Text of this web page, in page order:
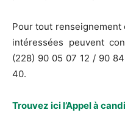
Pour tout
intéressées peuvent
(228) 90 05 07 12 / 90
40.
Trouvez ici l’Appel à